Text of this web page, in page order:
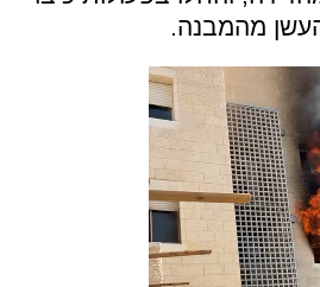
מהמבנה.